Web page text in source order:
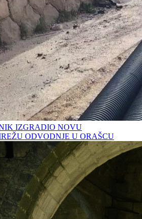
IZGRADIO NOVU
ODVODNJE U ORAŠCU